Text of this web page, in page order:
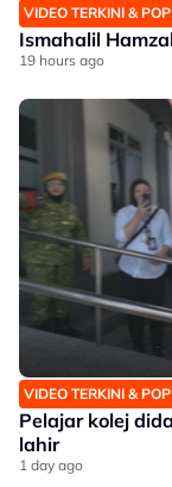
VIDEO TERKINI &
Ismahalil
19 hours ago
VIDEO TERKINI &
Pelajar kolej
lahir
1 day ago